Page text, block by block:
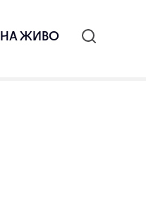
НА ЖИВО